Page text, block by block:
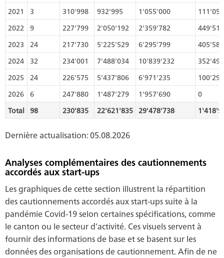
2021
3 310'998 932'995 1'055'000
111'050
2022
9 227'799 2'050'192 2'359'782
449'517
2023
24 217'730 5'225'529 6'295'799
405'587
2024
32 234'001 7'488'034 10'839'232
352'493
2025
24 226'575 5'437'806 6'971'235
100'293
2026
6 247'880 1'487'279 1'957'690
0
Total
98 230'835 22'621'835 29'478'738
Dernière actualisation: 05.08.2026
Analyses complémentaires des cautionnements
accordés aux start-ups
Les graphiques de cette section illustrent la répartition
des cautionnements accordés aux start-ups suite à la
pandémie Covid-19 selon certaines spécifications, comme
le canton ou le secteur d’activité. Ces visuels servent à
fournir des informations de base et se basent sur les
données des organisations de cautionnement. Afin de ne